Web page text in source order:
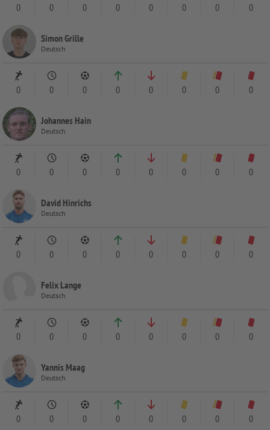
0 0 0 0 0 0 0 0
Simon Grille
Deutsch
0 0 0 0 0 0 0 0
Johannes Hain
Deutsch
0 0 0 0 0 0 0 0
David Hinrichs
Deutsch
0 0 0 0 0 0 0 0
Felix Lange
Deutsch
0 0 0 0 0 0 0 0
Yannis Maag
Deutsch
0 0 0 0 0 0 0 0